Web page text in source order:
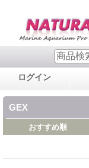
ログイン
GEX
おすすめ順